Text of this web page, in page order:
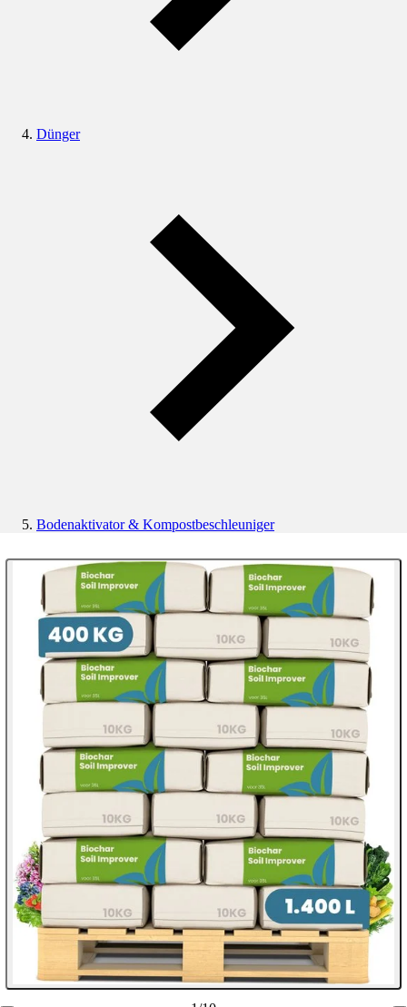
Dünger
Bodenaktivator & Kompostbeschleuniger